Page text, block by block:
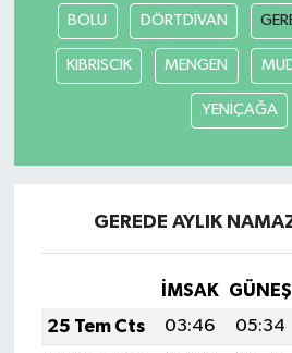
BOLU DÖRTDİVAN
KIBRISCIK MENGEN
YENİÇAĞA
GEREDE AYLIK
İMSAK GÜNEŞ
25 Tem Cts
03:46 05:34